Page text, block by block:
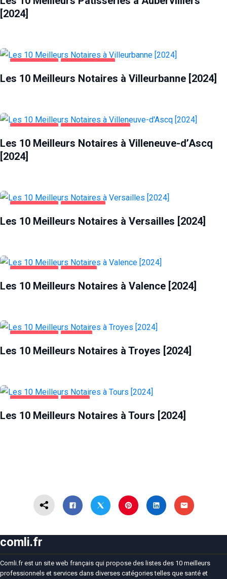
[2024]
Les 10 Meilleurs Notaires à Villeurbanne [2024]
Les 10 Meilleurs Notaires à Villeneuve-d’Ascq
[2024]
Les 10 Meilleurs Notaires à Versailles [2024]
Les 10 Meilleurs Notaires à Valence [2024]
Les 10 Meilleurs Notaires à Troyes [2024]
Les 10 Meilleurs Notaires à Tours [2024]
comli.fr
Comli.fr est un site web français qui propose des listes des 10 meilleurs
professionnels et services dans diverses catégories telles que santé et